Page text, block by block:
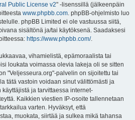
Public License v2" -lisenssillä (jälkeenpäin
www.phpbb.com. phpBB-ohjelmisto luo
phpBB Limited ei ole vastuussa siitä,
sisältönä ja/tai käytöksenä. Saadaksesi
https://www.phpbb.com/.
vihamielistä, epämoraalista tai
loukata voimassa olevia lakeja oli se sitten
"Veljesseura.org"-palvelin on sijoitettu tai
tätä vastoin voidaan sinut välittömästi ja
ja tarvittaessa internet-
Kaikkien viestien IP-osoite tallennetaan
varten. Hyväksyt, että
muokata, siirtää ja sulkea mikä tahansa